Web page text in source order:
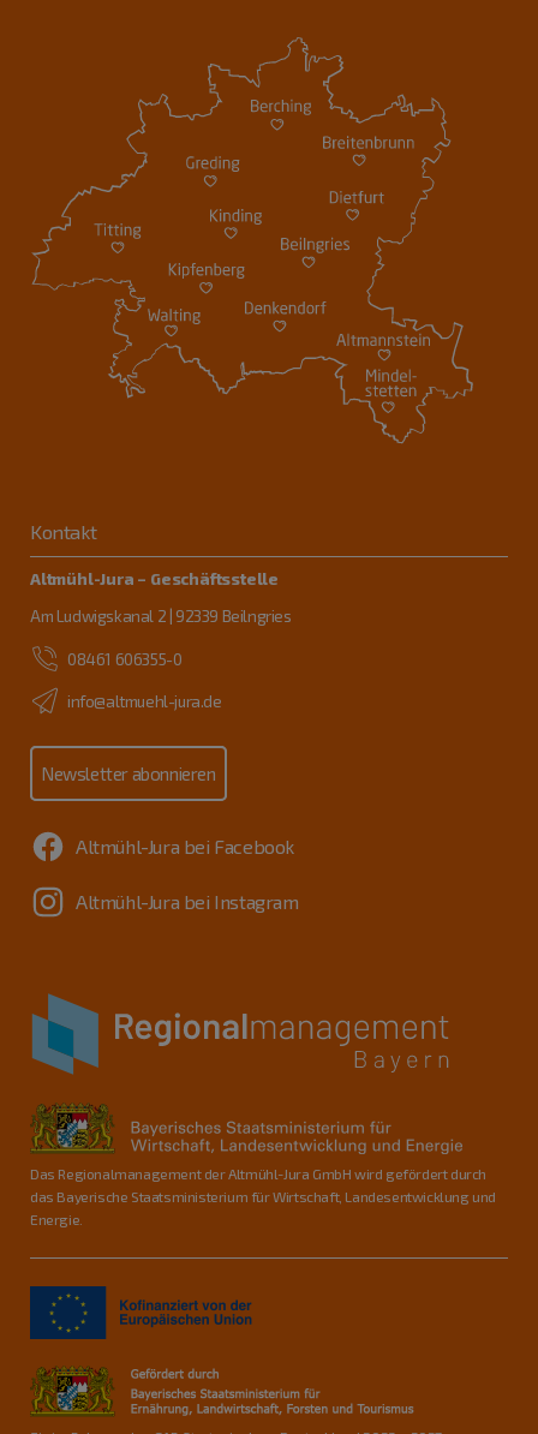
Kontakt
Altmühl-Jura – Geschäftsstelle
Am Ludwigskanal 2 | 92339 Beilngries
08461 606355-0
info@altmuehl-jura.de
Newsletter abonnieren
Altmühl-Jura bei Facebook
Altmühl-Jura bei Instagram
Das Regionalmanagement der Altmühl-Jura GmbH wird gefördert durch
das Bayerische Staatsministerium für Wirtschaft, Landesentwicklung und
Energie.